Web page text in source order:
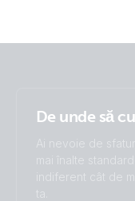
De unde să
Ai nevoie de
mai înalte
indiferent cât de
ta.